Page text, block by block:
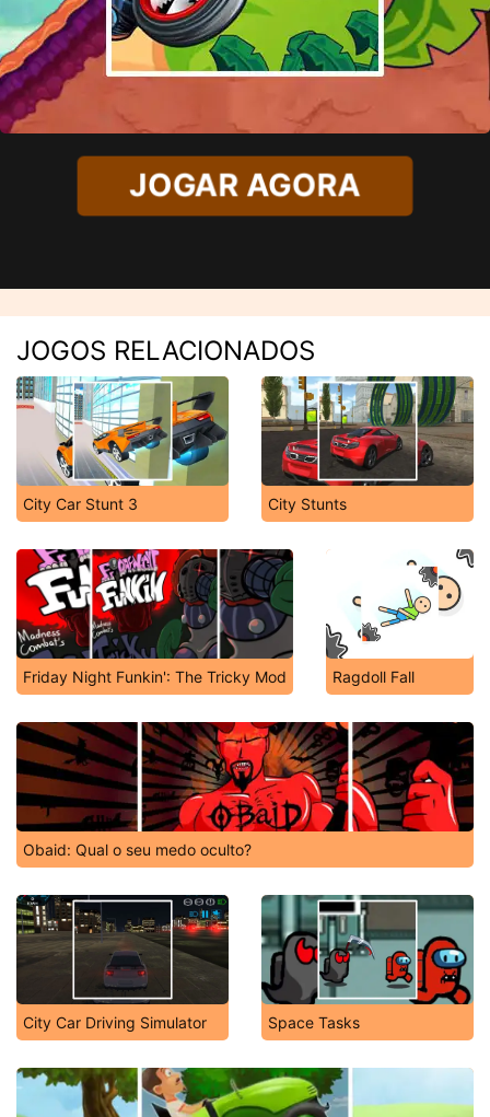
JOGAR AGORA
JOGOS RELACIONADOS
City Car Stunt 3 City Stunts
Friday Night Funkin': The Tricky Mod Ragdoll Fall
Obaid: Qual o seu medo oculto?
City Car Driving Simulator Space Tasks